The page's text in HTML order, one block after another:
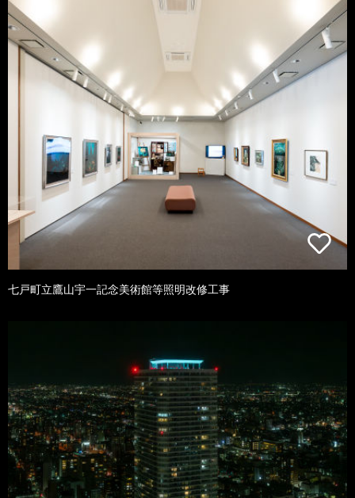
七戸町立鷹山宇一記念美術館等照明改修工事